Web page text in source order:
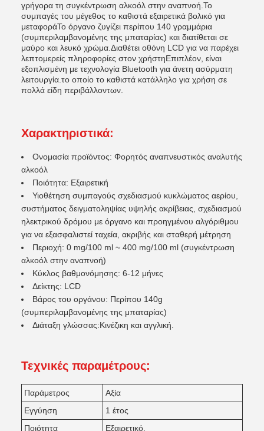
γρήγορα τη συγκέντρωση αλκοόλ στην αναπνοή.Το
συμπαγές του μέγεθος το καθιστά εξαιρετικά βολικό για
μεταφοράΤο όργανο ζυγίζει περίπου 140 γραμμάρια
(συμπεριλαμβανομένης της μπαταρίας) και διατίθεται σε
μαύρο και λευκό χρώμα.Διαθέτει οθόνη LCD για να παρέχει
λεπτομερείς πληροφορίες στον χρήστηΕπιπλέον, είναι
εξοπλισμένη με τεχνολογία Bluetooth για άνετη ασύρματη
λειτουργία.το οποίο το καθιστά κατάλληλο για χρήση σε
πολλά είδη περιβάλλοντων.
Χαρακτηριστικά:
Ονομασία προϊόντος: Φορητός αναπνευστικός αναλυτής
αλκοόλ
Ποιότητα: Εξαιρετική
Υιοθέτηση συμπαγούς σχεδιασμού κυκλώματος αερίου,
συστήματος δειγματοληψίας υψηλής ακρίβειας, σχεδιασμού
ηλεκτρικού δρόμου με όργανο και προηγμένου αλγόριθμου
για να εξασφαλιστεί ταχεία, ακριβής και σταθερή μέτρηση
Περιοχή: 0 mg/100 ml ~ 400 mg/100 ml (συγκέντρωση
αλκοόλ στην αναπνοή)
Κύκλος βαθμονόμησης: 6-12 μήνες
Δείκτης: LCD
Βάρος του οργάνου: Περίπου 140g
(συμπεριλαμβανομένης της μπαταρίας)
Διάταξη γλώσσας:Κινέζικη και αγγλική.
Τεχνικές παραμέτρους:
Παράμετρος
Αξία
Εγγύηση
1 έτος
Ποιότητα
Εξαιρετικό.